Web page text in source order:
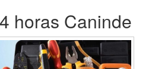
horas Caninde